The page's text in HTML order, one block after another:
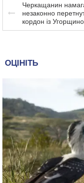
Черкащанин
незаконно
кордон із